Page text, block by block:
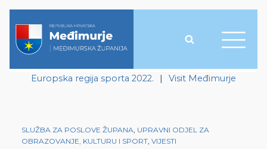
Europska regija sporta 2022. | Visit Međimurje
SLUŽBA ZA POSLOVE ŽUPANA, UPRAVNI ODJEL ZA
OBRAZOVANJE, KULTURU I SPORT, VIJESTI